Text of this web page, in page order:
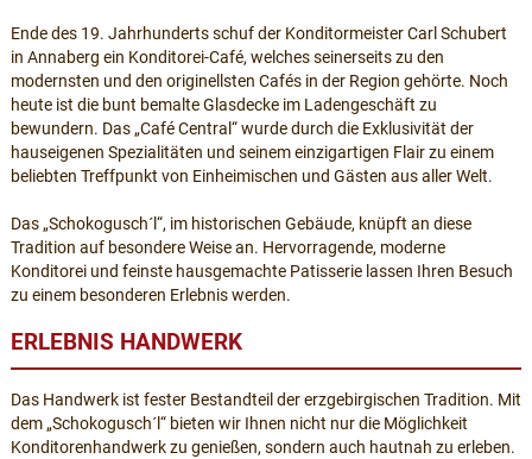
Ende des 19. Jahrhunderts schuf der Konditormeister Carl Schubert
in Annaberg ein Konditorei-Café, welches seinerseits zu den
modernsten und den originellsten Cafés in der Region gehörte. Noch
heute ist die bunt bemalte Glasdecke im Ladengeschäft zu
bewundern. Das „Café Central“ wurde durch die Exklusivität der
hauseigenen Spezialitäten und seinem einzigartigen Flair zu einem
beliebten Treffpunkt von Einheimischen und Gästen aus aller Welt.
Das „Schokogusch´l“, im historischen Gebäude, knüpft an diese
Tradition auf besondere Weise an. Hervorragende, moderne
Konditorei und feinste hausgemachte Patisserie lassen Ihren Besuch
zu einem besonderen Erlebnis werden.
ERLEBNIS HANDWERK
Das Handwerk ist fester Bestandteil der erzgebirgischen Tradition. Mit
dem „Schokogusch´l“ bieten wir Ihnen nicht nur die Möglichkeit
Konditorenhandwerk zu genießen, sondern auch hautnah zu erleben.